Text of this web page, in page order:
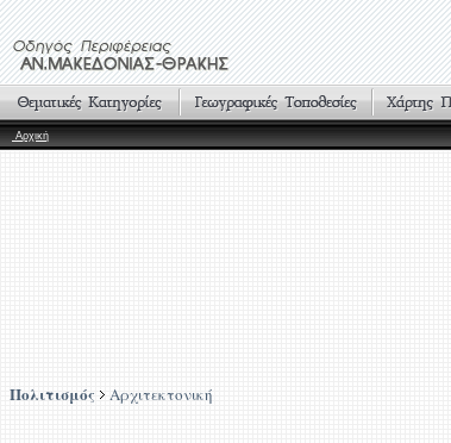
Αρχική
Πολιτισμός Αρχιτεκτονική